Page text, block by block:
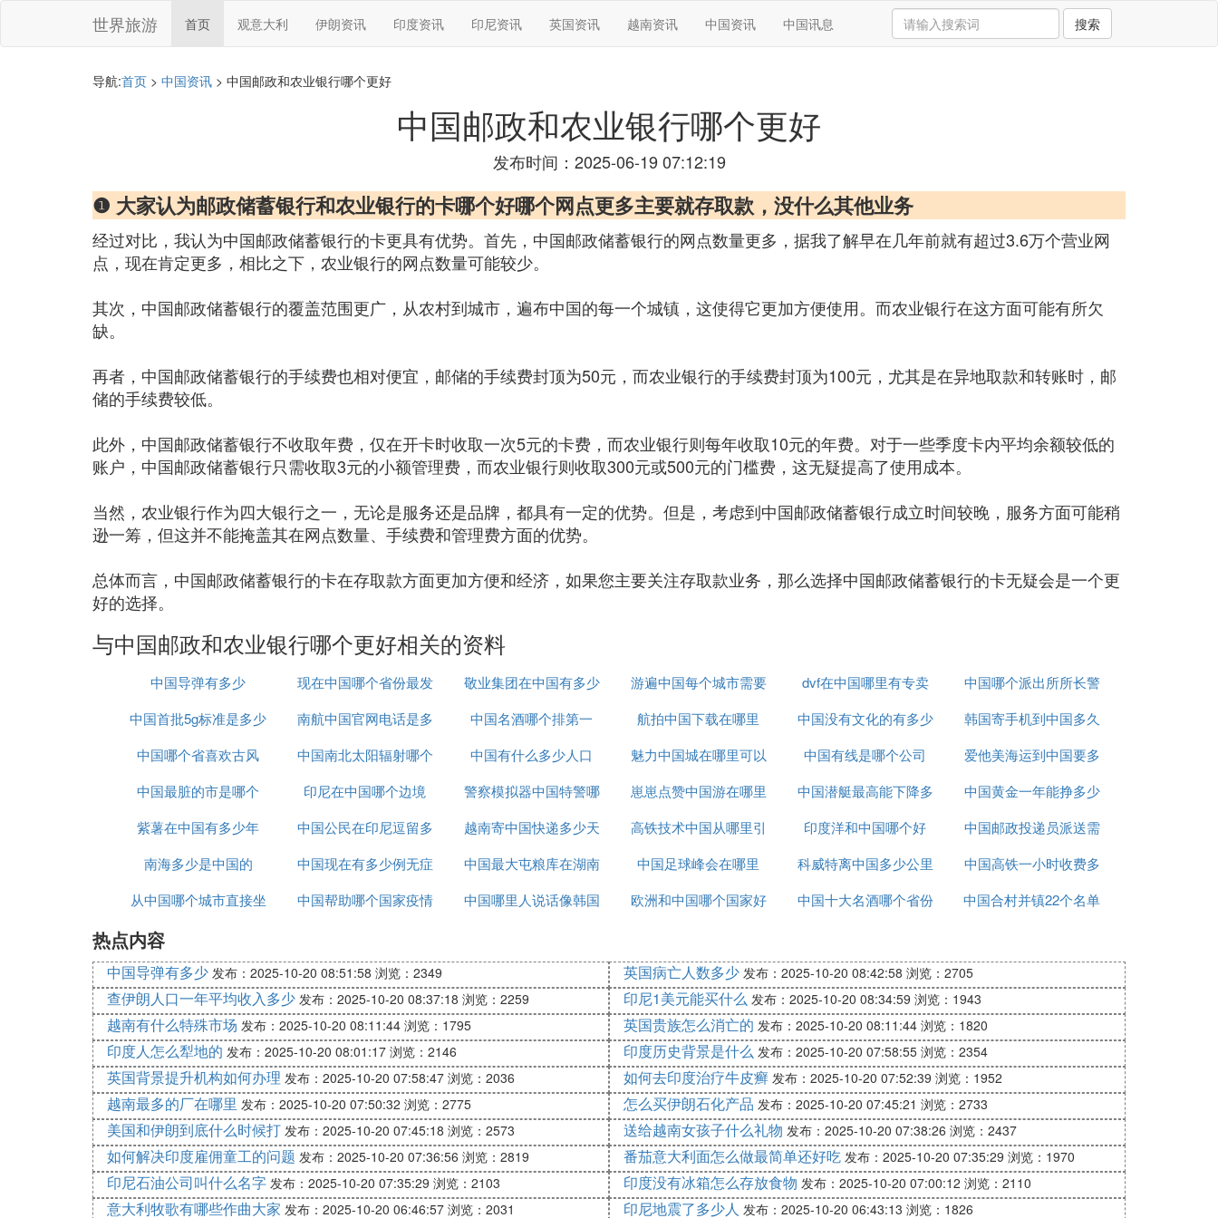
世界旅游 首页 观意大利 伊朗资讯 印度资讯 印尼资讯 英国资讯 越南资讯 中国资讯 中国讯息 搜索
导航:首页 > 中国资讯 > 中国邮政和农业银行哪个更好
中国邮政和农业银行哪个更好
发布时间：2025-06-19 07:12:19
❶ 大家认为邮政储蓄银行和农业银行的卡哪个好哪个网点更多主要就存取款，没什么其他业务
经过对比，我认为中国邮政储蓄银行的卡更具有优势。首先，中国邮政储蓄银行的网点数量更多，据我了解早在几年前就有超过3.6万个营业网
点，现在肯定更多，相比之下，农业银行的网点数量可能较少。
其次，中国邮政储蓄银行的覆盖范围更广，从农村到城市，遍布中国的每一个城镇，这使得它更加方便使用。而农业银行在这方面可能有所欠
缺。
再者，中国邮政储蓄银行的手续费也相对便宜，邮储的手续费封顶为50元，而农业银行的手续费封顶为100元，尤其是在异地取款和转账时，邮
储的手续费较低。
此外，中国邮政储蓄银行不收取年费，仅在开卡时收取一次5元的卡费，而农业银行则每年收取10元的年费。对于一些季度卡内平均余额较低的
账户，中国邮政储蓄银行只需收取3元的小额管理费，而农业银行则收取300元或500元的门槛费，这无疑提高了使用成本。
当然，农业银行作为四大银行之一，无论是服务还是品牌，都具有一定的优势。但是，考虑到中国邮政储蓄银行成立时间较晚，服务方面可能稍
逊一筹，但这并不能掩盖其在网点数量、手续费和管理费方面的优势。
总体而言，中国邮政储蓄银行的卡在存取款方面更加方便和经济，如果您主要关注存取款业务，那么选择中国邮政储蓄银行的卡无疑会是一个更
好的选择。
与中国邮政和农业银行哪个更好相关的资料
中国导弹有多少
现在中国哪个省份最发
达
敬业集团在中国有多少
办事处
游遍中国每个城市需要
多久
dvf在中国哪里有专卖
店
中国哪个派出所所长警
衔最高
中国首批5g标准是多少
南航中国官网电话是多
少钱
中国名酒哪个排第一 航拍中国下载在哪里 中国没有文化的有多少
韩国寄手机到中国多久
中国哪个省喜欢古风
中国南北太阳辐射哪个
大
中国有什么多少人口
魅力中国城在哪里可以
看
中国有线是哪个公司
爱他美海运到中国要多
久
中国最脏的市是哪个 印尼在中国哪个边境
警察模拟器中国特警哪
里下载
崽崽点赞中国游在哪里
中国潜艇最高能下降多
少米
中国黄金一年能挣多少
钱
紫薯在中国有多少年
中国公民在印尼逗留多
久
越南寄中国快递多少天
高铁技术中国从哪里引
进
印度洋和中国哪个好
中国邮政投递员派送需
要多久
南海多少是中国的
中国现在有多少例无症
状感染者
中国最大屯粮库在湖南
哪里
中国足球峰会在哪里 科威特离中国多少公里
中国高铁一小时收费多
少
从中国哪个城市直接坐
中国帮助哪个国家疫情
中国哪里人说话像韩国
欧洲和中国哪个国家好
中国十大名酒哪个省份
中国合村并镇22个名单
热点内容
中国导弹有多少 发布：2025-10-20 08:51:58 浏览：2349 英国病亡人数多少 发布：2025-10-20 08:42:58 浏览：2705
查伊朗人口一年平均收入多少 发布：2025-10-20 08:37:18 浏览：2259 印尼1美元能买什么 发布：2025-10-20 08:34:59 浏览：1943
越南有什么特殊市场 发布：2025-10-20 08:11:44 浏览：1795 英国贵族怎么消亡的 发布：2025-10-20 08:11:44 浏览：1820
印度人怎么犁地的 发布：2025-10-20 08:01:17 浏览：2146 印度历史背景是什么 发布：2025-10-20 07:58:55 浏览：2354
英国背景提升机构如何办理 发布：2025-10-20 07:58:47 浏览：2036 如何去印度治疗牛皮癣 发布：2025-10-20 07:52:39 浏览：1952
越南最多的厂在哪里 发布：2025-10-20 07:50:32 浏览：2775 怎么买伊朗石化产品 发布：2025-10-20 07:45:21 浏览：2733
美国和伊朗到底什么时候打 发布：2025-10-20 07:45:18 浏览：2573 送给越南女孩子什么礼物 发布：2025-10-20 07:38:26 浏览：2437
如何解决印度雇佣童工的问题 发布：2025-10-20 07:36:56 浏览：2819 番茄意大利面怎么做最简单还好吃 发布：2025-10-20 07:35:29 浏览：1970
印尼石油公司叫什么名字 发布：2025-10-20 07:35:29 浏览：2103 印度没有冰箱怎么存放食物 发布：2025-10-20 07:00:12 浏览：2110
意大利牧歌有哪些作曲大家 发布：2025-10-20 06:46:57 浏览：2031 印尼地震了多少人 发布：2025-10-20 06:43:13 浏览：1826